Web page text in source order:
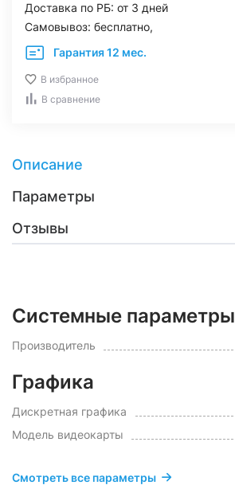
Доставка по РБ: от 3 дней
Самовывоз: бесплатно,
Гарантия 12 мес.
В избранное
В сравнение
Описание
Параметры
Отзывы
Системные параметры
Производитель
Графика
Дискретная графика
Модель видеокарты
Смотреть все параметры